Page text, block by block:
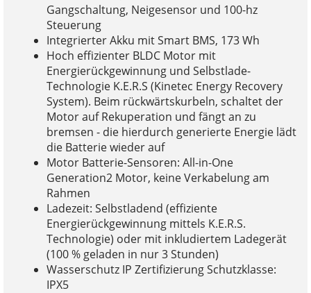
Gangschaltung, Neigesensor und 100-hz
Steuerung
Integrierter Akku mit Smart BMS, 173 Wh
Hoch effizienter BLDC Motor mit
Energierückgewinnung und Selbstlade-
Technologie K.E.R.S (Kinetec Energy Recovery
System). Beim rückwärtskurbeln, schaltet der
Motor auf Rekuperation und fängt an zu
bremsen - die hierdurch generierte Energie lädt
die Batterie wieder auf
Motor Batterie-Sensoren: All-in-One
Generation2 Motor, keine Verkabelung am
Rahmen
Ladezeit: Selbstladend (effiziente
Energierückgewinnung mittels K.E.R.S.
Technologie) oder mit inkludiertem Ladegerät
(100 % geladen in nur 3 Stunden)
Wasserschutz IP Zertifizierung Schutzklasse:
IPX5